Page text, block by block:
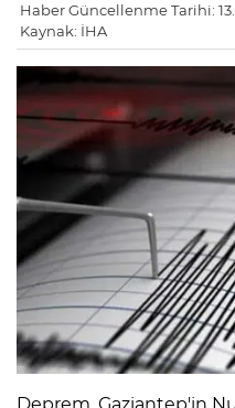
Haber Güncellenme Tarihi:
Kaynak: İHA